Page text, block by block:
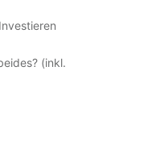
(inkl.